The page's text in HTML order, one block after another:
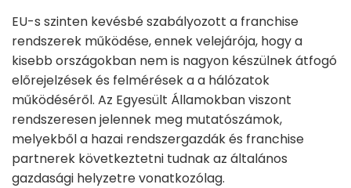
EU-s szinten kevésbé szabályozott a franchise
rendszerek működése, ennek velejárója, hogy a
kisebb országokban nem is nagyon készülnek átfogó
előrejelzések és felmérések a a hálózatok
működéséről. Az Egyesült Államokban viszont
rendszeresen jelennek meg mutatószámok,
melyekből a hazai rendszergazdák és franchise
partnerek következtetni tudnak az általános
gazdasági helyzetre vonatkozólag.